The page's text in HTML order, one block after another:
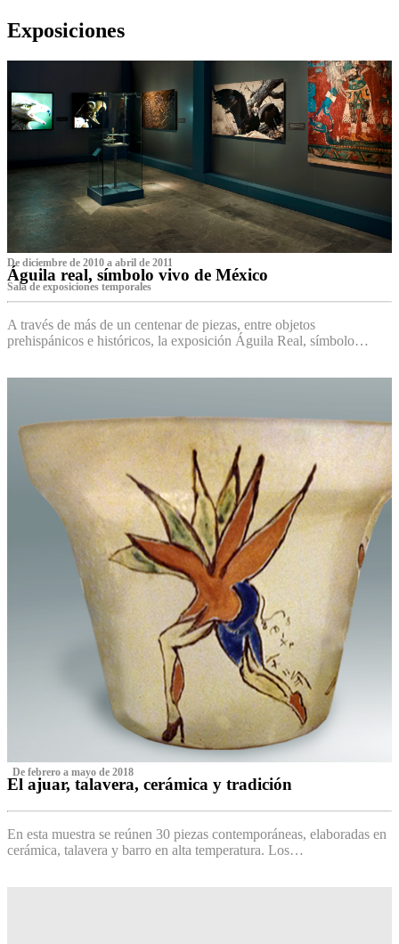
Exposiciones
De diciembre de 2010 a abril de 2011
Águila real, símbolo vivo de México
Sala de exposiciones temporales
A través de más de un centenar de piezas, entre objetos
prehispánicos e históricos, la exposición Águila Real, símbolo…
‌ De febrero a mayo de 2018
El ajuar, talavera, cerámica y tradición
En esta muestra se reúnen 30 piezas contemporáneas, elaboradas en
cerámica, talavera y barro en alta temperatura. Los…